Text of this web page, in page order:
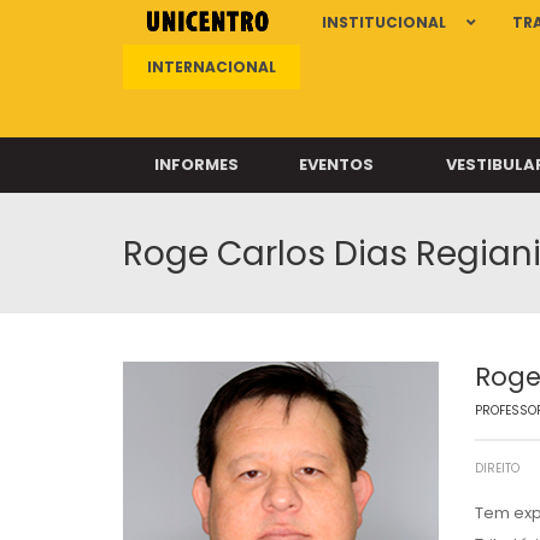
INSTITUCIONAL
INTERNACIONAL
INFORMES EVENTOS
Roge Carlos Dias Regiani
DIREITO
Tem